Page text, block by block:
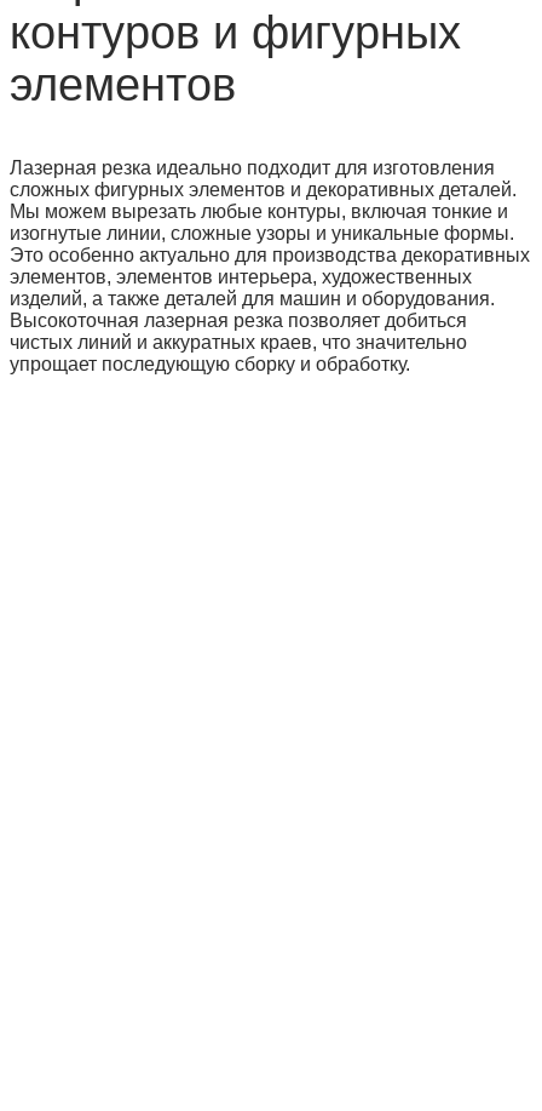
контуров и фигурных
элементов
Лазерная резка идеально подходит для изготовления
сложных фигурных элементов и декоративных деталей.
Мы можем вырезать любые контуры, включая тонкие и
изогнутые линии, сложные узоры и уникальные формы.
Это особенно актуально для производства декоративных
элементов, элементов интерьера, художественных
изделий, а также деталей для машин и оборудования.
Высокоточная лазерная резка позволяет добиться
чистых линий и аккуратных краев, что значительно
упрощает последующую сборку и обработку.